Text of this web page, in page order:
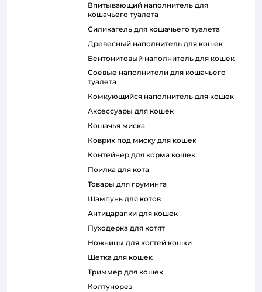
впитывающий наполнитель для
кошачьего туалета
силикагель для кошачьего туалета
древесный наполнитель для кошек
бентонитовый наполнитель для кошек
соевые наполнители для кошачьего
туалета
комкующийся наполнитель для кошек
аксессуары для кошек
кошачья миска
коврик под миску для кошек
контейнер для корма кошек
поилка для кота
товары для груминга
шампунь для котов
антицарапки для кошек
пуходерка для котят
ножницы для когтей кошки
щетка для кошек
триммер для кошек
колтунорез